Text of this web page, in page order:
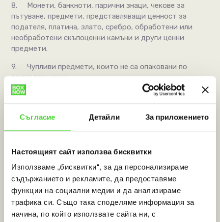
Съгласие Детайли За приложението
Настоящият сайт използва бисквитки
Използваме „бисквитки“, за да персонализираме
съдържанието и рекламите, да предоставяме
функции на социални медии и да анализираме
трафика си. Също така споделяме информация за
начина, по който използвате сайта ни, с
8.
Монети, банкноти, парични знаци, чекове за
пътуване, предмети, представляващи ценност за
подателя, платина, злато, сребро, обработени или
необработени скъпоценни камъни и други ценни
предмети.
9.
Чупливи предмети, които не са опаковани по
подходящ начин.
10.
Фиксирани и мобилни телефонни карти.
12.
Документи или предмети, които не могат да се
лична стойност, марки, лотарийни билети и др.).
13. Бързо развалящи се хранителни продукти.
14. Растения.
15. Биологичен материал.